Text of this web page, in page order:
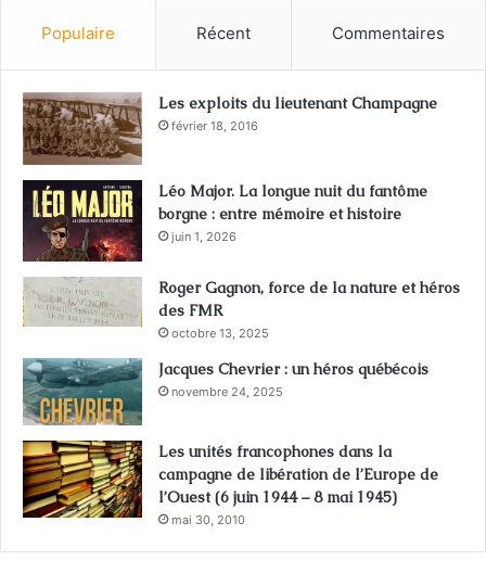
Populaire Récent Commentaires
Les exploits du lieutenant Champagne
février 18, 2016
Léo Major. La longue nuit du fantôme
borgne : entre mémoire et histoire
juin 1, 2026
Roger Gagnon, force de la nature et héros
des FMR
octobre 13, 2025
Jacques Chevrier : un héros québécois
novembre 24, 2025
Les unités francophones dans la
campagne de libération de l’Europe de
l’Ouest (6 juin 1944 – 8 mai 1945)
mai 30, 2010